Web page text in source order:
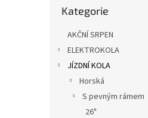
kategorie
Kategorie
AKČNÍ SRPEN
ELEKTROKOLA
JÍZDNÍ KOLA
Horská
S pevným rámem
26"